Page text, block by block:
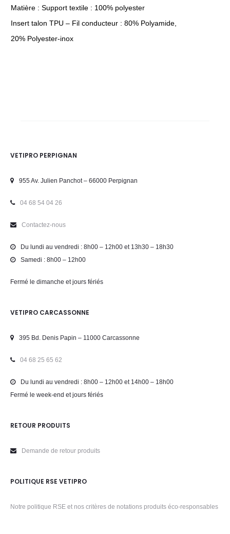
Matière : Support textile : 100% polyester
Insert talon TPU – Fil conducteur : 80% Polyamide,
20% Polyester-inox
VETIPRO PERPIGNAN
955 Av. Julien Panchot – 66000 Perpignan
04 68 54 04 26
Contactez-nous
Du lundi au vendredi : 8h00 – 12h00 et 13h30 – 18h30
Samedi : 8h00 – 12h00
Fermé le dimanche et jours fériés
VETIPRO CARCASSONNE
395 Bd. Denis Papin – 11000 Carcassonne
04 68 25 65 62
Du lundi au vendredi : 8h00 – 12h00 et 14h00 – 18h00
Fermé le week-end et jours fériés
RETOUR PRODUITS
Demande de retour produits
POLITIQUE RSE VETIPRO
Notre politique RSE et nos critères de notations produits éco-responsables